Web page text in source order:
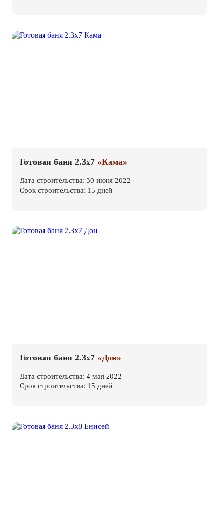
Готовая баня 2.3х7 «Кама»
Дата строительства: 30 июня 2022
Срок строительства: 15 дней
Готовая баня 2.3х7 «Дон»
Дата строительства: 4 мая 2022
Срок строительства: 15 дней